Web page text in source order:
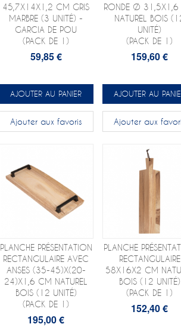
45,7X14X1,2 CM GRIS
MARBRE (3 UNITÉ) -
GARCIA DE POU
(PACK DE 1)
59,85 €
AJOUTER AU PANIER
Ajouter aux favoris
RONDE Ø 31,5X1,6
NATUREL BOIS
UNITÉ)
(PACK DE 1)
159,60 €
AJOUTER AU
Ajouter aux
PLANCHE PRÉSENTATION
RECTANGULAIRE AVEC
ANSES (35-45)X(20-
24)X1,6 CM NATUREL
BOIS (12 UNITÉ)
(PACK DE 1)
195,00 €
PLANCHE
RECTANGULAIRE
58X16X2 CM
BOIS (12 UNITÉ)
(PACK DE 1)
152,40 €